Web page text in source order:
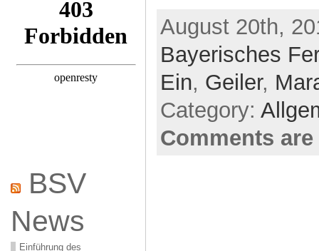
BSV
News
Einführung des
August 20th,
Bayerisches
Ein, Geiler,
Category:
Comments